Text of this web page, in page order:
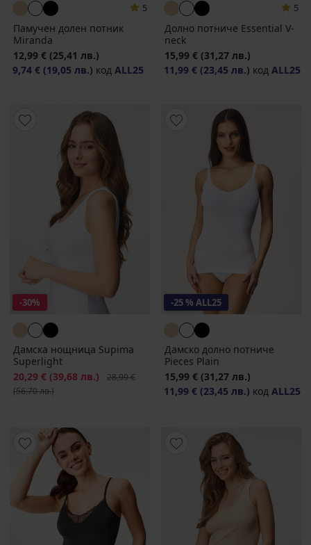
5
Памучен долен потник
Miranda
12,99 € (25,41 лв.)
9,74 € (19,05 лв.) код ALL25
5
Долно потниче Essential V-
neck
15,99 € (31,27 лв.)
11,99 € (23,45 лв.) код ALL25
-30%
Дамска нощница Supima
Superlight
Намаление
20,29 € (39,68 лв.) Първоначална цена
28,99 €
(56,70 лв.)
-25 % ALL25
Дамско долно потниче
Pieces Plain
15,99 € (31,27 лв.)
11,99 € (23,45 лв.) код ALL25